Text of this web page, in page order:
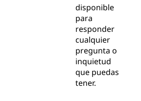
disponible
para
responder
cualquier
pregunta o
inquietud
que puedas
tener.